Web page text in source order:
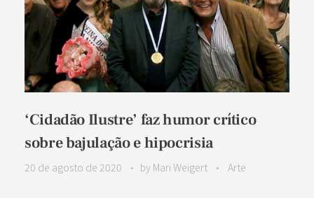
‘Cidadão Ilustre’ faz humor crítico
sobre bajulação e hipocrisia
20 de agosto de 2020 by Mari Weigert Arte